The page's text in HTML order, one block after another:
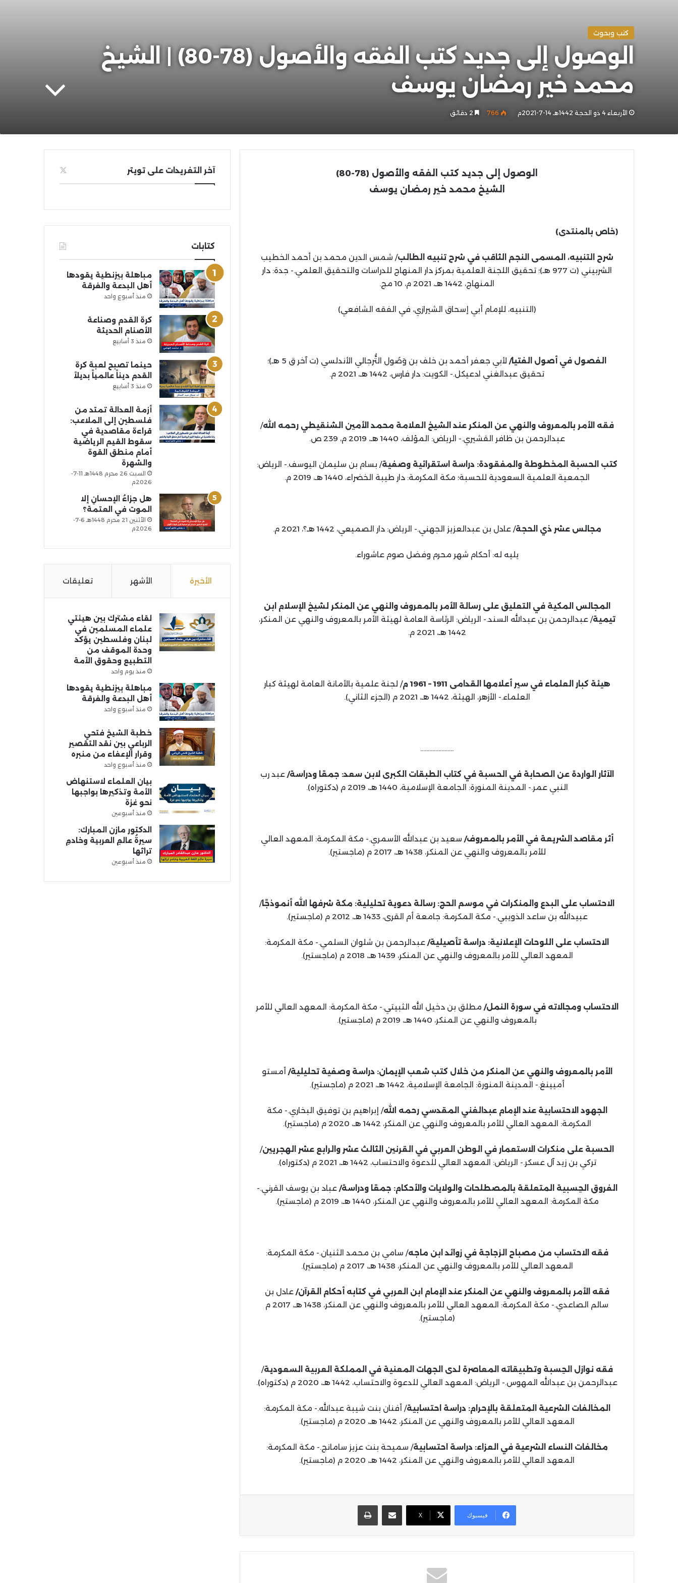
كتب وبحوث
الوصول إلى جديد كتب الفقه والأصول (78-80) | الشيخ
محمد خير رمضان يوسف
الأربعاء 4 ذو الحجة 1442هـ 14-7-2021م 766
الوصول إلى جديد كتب الفقه والأصول (78-80)
الشيخ محمد خير رمضان يوسف
(خاص بالمنتدى)
شرح التنبيه، المسمى النجم الثاقب في شرح تنبيه الطالب/ شمس الدين محمد بن أحمد الخطيب
الشربيني (ت 977 هـ)؛ تحقيق اللجنة العلمية بمركز دار المنهاج للدراسات والتحقيق العلمي.- جدة: دار
المنهاج، 1442 هـ، 2021 م، 10 مج.
(التنبيه، للإمام أبي إسحاق الشيرازي، في الفقه الشافعي)
الفصول في أصول الفتيا/
لأبي جعفر أحمد بن خلف بن وَصُول التُّرجالي الأندلسي (ت آخر ق 5 هـ)؛
تحقيق عبدالغني ادعيكل.- الكويت: دار فارس، 1442 هـ، 2021 م.
فقه الأمر بالمعروف والنهي عن المنكر عند الشيخ العلامة محمد الأمين الشنقيطي رحمه الله/
عبدالرحمن بن ظافر القشيري.- الرياض: المؤلف، 1440 هـ، 2019 م، 239 ص.
كتب الحسبة المخطوطة والمفقودة: دراسة استقرائية وصفية/ بسام بن سليمان اليوسف.- الرياض:
الجمعية العلمية السعودية للحسبة؛ مكة المكرمة: دار طيبة الخضراء، 1440 هـ، 2019 م.
مجالس عشر ذي الحجة/ عادل بن عبدالعزيز الجهني.- الرياض: دار الصميعي، 1442 هـ؟، 2021 م.
يليه له: أحكام شهر محرم وفضل صوم عاشوراء.
المجالس المكية في التعليق على رسالة الأمر بالمعروف والنهي عن المنكر لشيخ الإسلام ابن
تيمية/ عبدالرحمن بن عبدالله السند.- الرياض: الرئاسة العامة لهيئة الأمر بالمعروف والنهي عن المنكر،
1442 هـ، 2021 م.
هيئة كبار العلماء في سير أعلامها القدامى 1911 – 1961 م
/ لجنة علمية بالأمانة العامة لهيئة كبار
العلماء.- الأزهر، الهيئة، 1442 هـ، 2021 م (الجزء الثاني).
………………….
الآثار الواردة عن الصحابة في الحسبة في كتاب الطبقات الكبرى لابن سعد: جمعًا ودراسة/عبد رب
النبي عمر.- المدينة المنورة: الجامعة الإسلامية، 1440 هـ، 2019 م (دكتوراه).
أثر مقاصد الشريعة في الأمر بالمعروف/ سعيد بن عبدالله الأسمري.- مكة المكرمة: المعهد العالي
للأمر بالمعروف والنهي عن المنكر، 1438 هـ، 2017 م (ماجستير).
الاحتساب على البدع والمنكرات في موسم الحج: رسالة دعوية تحليلية: مكة شرفها الله أنموذجًا/
عبيدالله بن ساعد الذويبي.- مكة المكرمة: جامعة أم القرى، 1433 هـ، 2012 م (ماجستير).
الاحتساب على اللوحات الإعلانية: دراسة تأصيلية/ عبدالرحمن بن شلوان السلمي.- مكة المكرمة:
المعهد العالي للأمر بالمعروف والنهي عن المنكر، 1439 هـ، 2018 م (ماجستير).
الاحتساب ومجالاته في سورة النمل/ مطلق بن دخيل الله الثبيتي.- مكة المكرمة: المعهد العالي للأمر
بالمعروف والنهي عن المنكر، 1440 هـ، 2019 م (ماجستير).
الأمر بالمعروف والنهي عن المنكر من خلال كتب شعب الإيمان: دراسة وصفية تحليلية/أمستو
أميينغ.- المدينة المنورة: الجامعة الإسلامية، 1442 هـ، 2021 م (ماجستير).
الجهود الاحتسابية عند الإمام عبدالغني المقدسي رحمه الله/ إبراهيم بن توفيق البخاري.- مكة
المكرمة: المعهد العالي للأمر بالمعروف والنهي عن المنكر، 1442 هـ، 2020 م (ماجستير).
الحسبة على منكرات الاستعمار في الوطن العربي في القرنين الثالث عشر والرابع عشر الهجريين/
تركي بن زيد آل عسكر.- الرياض: المعهد العالي للدعوة والاحتساب، 1442 هـ، 2021 م (دكتوراه).
الفروق الحِسبية المتعلقة بالمصطلحات والولايات والأحكام: جمعًا ودراسة/عباد بن يوسف القرني.-
مكة المكرمة: المعهد العالي للأمر بالمعروف والنهي عن المنكر، 1440 هـ، 2019 م (ماجستير).
فقه الاحتساب من مصباح الزجاجة في زوائد ابن ماجه/ سامي بن محمد الثنيان.- مكة المكرمة:
المعهد العالي للأمر بالمعروف والنهي عن المنكر، 1438 هـ، 2017 م (ماجستير).
فقه الأمر بالمعروف والنهي عن المنكر عند الإمام ابن العربي في كتابه أحكام القرآن/عادل بن
سالم الصاعدي.- مكة المكرمة: المعهد العالي للأمر بالمعروف والنهي عن المنكر، 1438 هـ، 2017 م
(ماجستير).
فقه نوازل الحِسبة وتطبيقاته المعاصرة لدى الجهات المعنية في المملكة العربية السعودية/
عبدالرحمن بن عبدالله المهوس.- الرياض: المعهد العالي للدعوة والاحتساب، 1442 هـ، 2020 م (دكتوراه).
المخالفات الشرعية المتعلقة بالإحرام: دراسة احتسابية/ أفنان بنت شيبة عبدالله.- مكة المكرمة:
المعهد العالي للأمر بالمعروف والنهي عن المنكر، 1442 هـ، 2020 م (ماجستير).
مخالفات النساء الشرعية في العزاء: دراسة احتسابية/ سميحة بنت عزيز سامانج.- مكة المكرمة:
المعهد العالي للأمر بالمعروف والنهي عن المنكر، 1442 هـ، 2020 م (ماجستير).
فيسبوك X
مشاركة عبر البريد
آخر التغريدات على تويتر
كتابات
مباهلة بيزنطية يقودها
أهل البدعة والفرقة
منذ أسبوع واحد
كرة القدم وصناعة
الأصنام الحديثة
منذ 3 أسابيع
حينما تصبح لعبة كرة
القدم ديناً عالمياً بديلاً
منذ 3 أسابيع
أزمة العدالة تمتد من
فلسطين إلى الملاعب:
قراءة مقاصدية في
سقوط القيم الرياضية
أمام منطق القوة
والشهرة
السبت 26 محرم 1448هـ 11-7-
2026م
هل جزاءُ الإحسانِ إلا
الموت في العتمة؟
الأثنين 21 محرم 1448هـ 6-7-
2026م
الأخيرة الأشهر تعليقات
لقاء مشترك بين هيئتي
علماء المسلمين في
لبنان وفلسطين يؤكد
وحدة الموقف من
التطبيع وحقوق الأمة
منذ يوم واحد
مباهلة بيزنطية يقودها
أهل البدعة والفرقة
منذ أسبوع واحد
خطبة الشيخ فتحي
الرباعي بين نقد التقصير
وقرار الإعفاء من منبره
منذ أسبوع واحد
بيان العلماء لاستنهاض
الأمة وتذكيرها بواجبها
نحو غزة
منذ أسبوعين
الدكتور مازن المبارك:
سيرةُ عالمِ العربية وخادمِ
تراثها
منذ أسبوعين